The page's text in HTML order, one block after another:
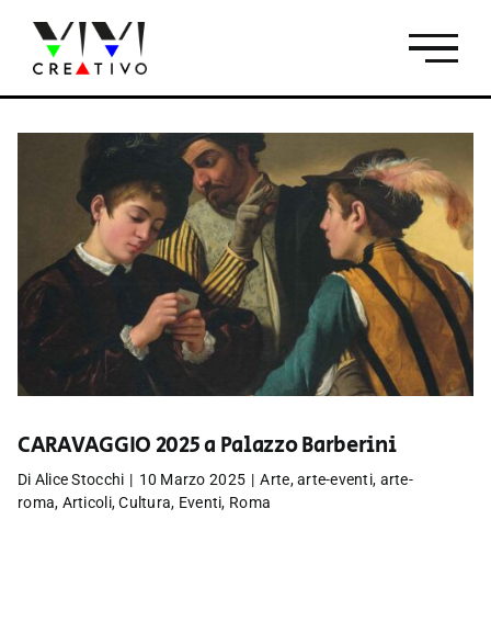
contenuto
CARAVAGGIO 2025 a Palazzo Barberini
Di Alice Stocchi | 10 Marzo 2025 | Arte,arte-eventi, arte-
roma, Articoli,Cultura, Eventi, Roma